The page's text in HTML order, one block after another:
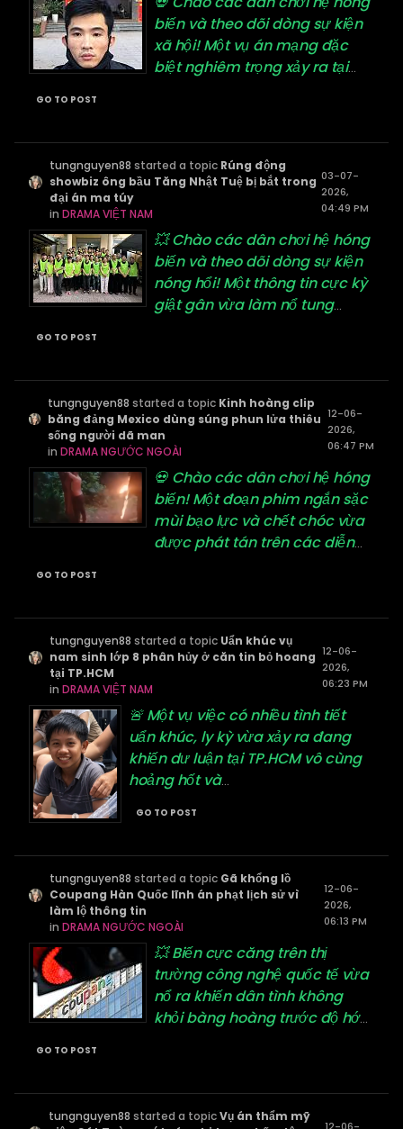
biến và theo dõi dòng sự kiện
xã hội! Một vụ án mạng đặc
biệt nghiêm trọng xảy ra tại...
GO TO POST
tungnguyen88 started a topic Rúng động
showbiz ông bầu Tăng Nhật Tuệ bị bắt trong
đại án ma túy
in DRAMA VIỆT NAM
03-07-
2026,
04:49 PM
💥 Chào các dân chơi hệ hóng
biến và theo dõi dòng sự kiện
nóng hổi! Một thông tin cực kỳ
giật gân vừa làm nổ tung...
GO TO POST
tungnguyen88 started a topic Kinh hoàng clip
băng đảng Mexico dùng súng phun lửa thiêu
sống người dã man
inDRAMA NGƯỚC NGOÀI
12-06-
2026,
06:47 PM
💀 Chào các dân chơi hệ hóng
biến! Một đoạn phim ngắn sặc
mùi bạo lực và chết chóc vừa
được phát tán trên các diễn...
GO TO POST
tungnguyen88 started a topic Uẩn khúc vụ
nam sinh lớp 8 phân hủy ở căn tin bỏ hoang
tại TP.HCM
inDRAMA VIỆT NAM
12-06-
2026,
06:23 PM
🚨 Một vụ việc có nhiều tình tiết
uẩn khúc, ly kỳ vừa xảy ra đang
khiến dư luận tại TP.HCM vô cùng
hoảng hốt và...
GO TO POST
tungnguyen88 started a topic Gã khổng lồ
Coupang Hàn Quốc lĩnh án phạt lịch sử vì
làm lộ thông tin
in DRAMA NGƯỚC NGOÀI
12-06-
2026,
06:13 PM
💥 Biến cực căng trên thị
trường công nghệ quốc tế vừa
nổ ra khiến dân tình không
khỏi bàng hoàng trước độ hớ...
GO TO POST
tungnguyen88 started a topicVụ án thẩm mỹ